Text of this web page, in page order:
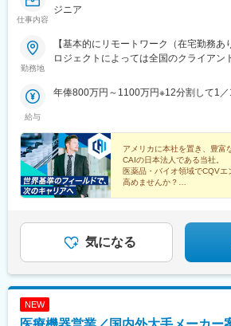
仕事内容
ジニア
勤務地
【基本的にリモートワーク（在宅勤務
ロジェクトによっては全国のクライアン
慮の上決定いたします。
給与
年俸800万円～1100万円※12分割して1／
アメリカに本社を置き、豊富
CAIの日本法人である当社。
医薬品・バイオ領域でCQVエ
高めませんか？
◎グローバル基準の環境
◎トレーニング制度充実
気になる
NEW